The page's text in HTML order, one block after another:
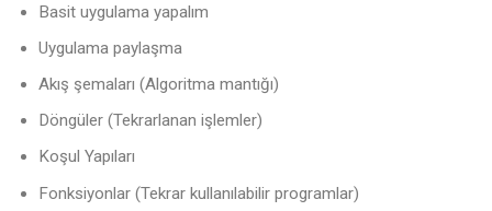
Basit uygulama yapalım
Uygulama paylaşma
Akış şemaları (Algoritma mantığı)
Döngüler (Tekrarlanan işlemler)
Koşul Yapıları
Fonksiyonlar (Tekrar kullanılabilir programlar)